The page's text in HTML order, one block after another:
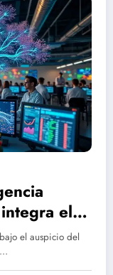
el
el auspicio del